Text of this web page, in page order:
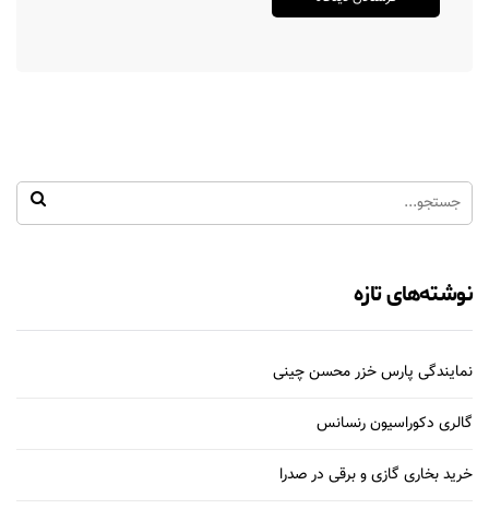
نوشته‌های تازه
نمایندگی پارس خزر محسن چینی
گالری دکوراسیون رنسانس
خرید بخاری گازی و برقی در صدرا